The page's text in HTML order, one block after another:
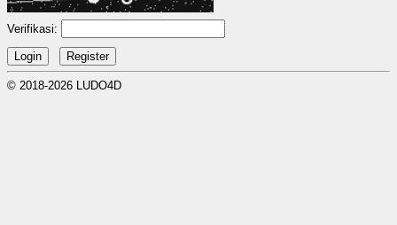
Verifikasi:
© 2018-2026 LUDO4D